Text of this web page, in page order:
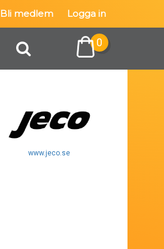
Bli medlem Logga in
0
www.jeco.se